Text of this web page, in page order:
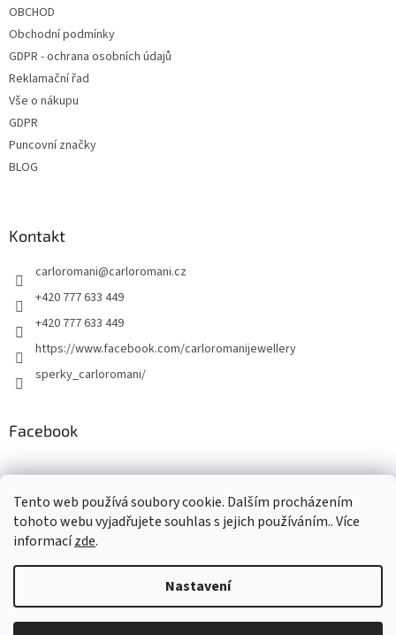
Tento web používá soubory cookie. Dalším procházením
tohoto webu vyjadřujete souhlas s jejich používáním.. Více
informacízde.
Nastavení
OBCHOD
Obchodní podmínky
GDPR - ochrana osobních údajů
Reklamační řad
Vše o nákupu
GDPR
Puncovní značky
BLOG
Kontakt
carloromani@carloromani.cz
+420 777 633 449
+420 777 633 449
https://www.facebook.com/carloromanijewellery
sperky_carloromani/
Facebook
Instagram
Copyright 2026www.carloromani-shop.cz. Všechna práva